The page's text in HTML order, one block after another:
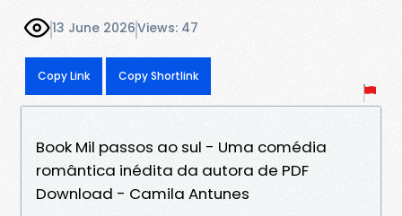
13 June 2026Views: 47
Copy Link Copy Shortlink
Book Mil passos ao sul - Uma comédia
romântica inédita da autora de PDF
Download - Camila Antunes